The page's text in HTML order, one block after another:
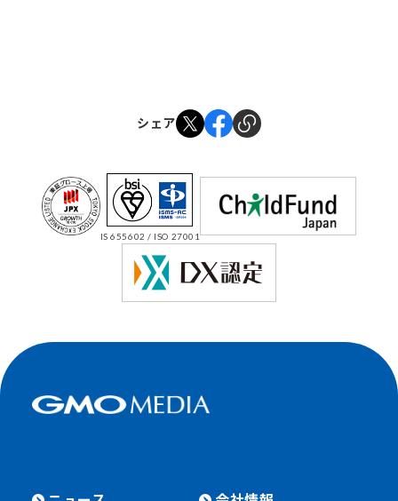
シェア
IS 655602 / ISO 27001